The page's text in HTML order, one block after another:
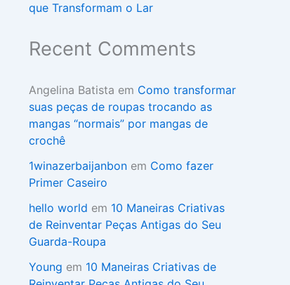
que Transformam o Lar
Recent Comments
Angelina Batista em Como transformar
suas peças de roupas trocando as
mangas “normais” por mangas de
crochê
1winazerbaijanbon em Como fazer
Primer Caseiro
hello world em 10 Maneiras Criativas
de Reinventar Peças Antigas do Seu
Guarda-Roupa
Young em 10 Maneiras Criativas de